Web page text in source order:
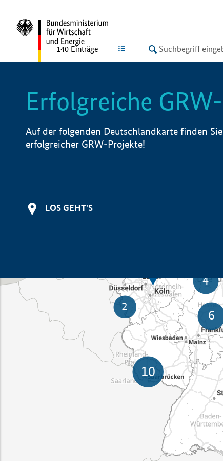
LISTE
140 Einträge
Erfolgreiche
Auf der folgenden Deutschlandkarte finden
erfolgreicher GRW-Projekte!
LOS GEHT'S